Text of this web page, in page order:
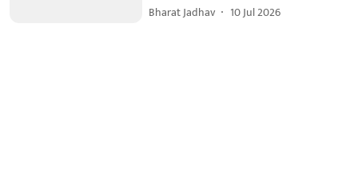
Bharat Jadhav 10 Jul 2026